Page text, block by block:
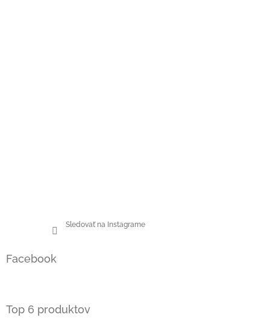
Sledovať na Instagrame
Facebook
Top 6 produktov